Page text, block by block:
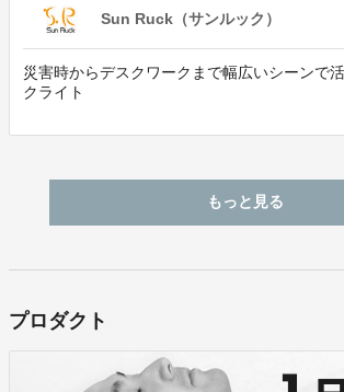
Sun Ruck（サンルック）
災害時からデスクワークまで幅広いシーンで
クライト
もっと見る
プロダクト